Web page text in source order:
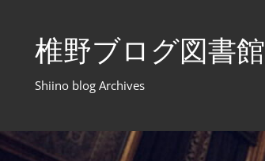
ス
椎野ブログ図書館
Shiino blog Archives